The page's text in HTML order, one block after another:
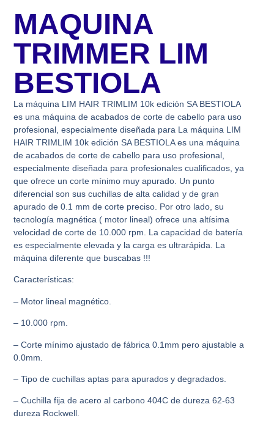
MAQUINA
TRIMMER LIM
BESTIOLA
La máquina LIM HAIR TRIMLIM 10k edición SA BESTIOLA
es una máquina de acabados de corte de cabello para uso
profesional, especialmente diseñada para La máquina LIM
HAIR TRIMLIM 10k edición SA BESTIOLA es una máquina
de acabados de corte de cabello para uso profesional,
especialmente diseñada para profesionales cualificados, ya
que ofrece un corte mínimo muy apurado. Un punto
diferencial son sus cuchillas de alta calidad y de gran
apurado de 0.1 mm de corte preciso. Por otro lado, su
tecnología magnética ( motor lineal) ofrece una altísima
velocidad de corte de 10.000 rpm. La capacidad de batería
es especialmente elevada y la carga es ultrarápida. La
máquina diferente que buscabas !!!
Características:
– Motor lineal magnético.
– 10.000 rpm.
– Corte mínimo ajustado de fábrica 0.1mm pero ajustable a
0.0mm.
– Tipo de cuchillas aptas para apurados y degradados.
– Cuchilla fija de acero al carbono 404C de dureza 62-63
dureza Rockwell.